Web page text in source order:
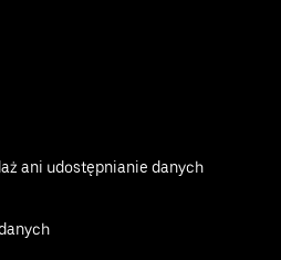
ani udostępnianie danych